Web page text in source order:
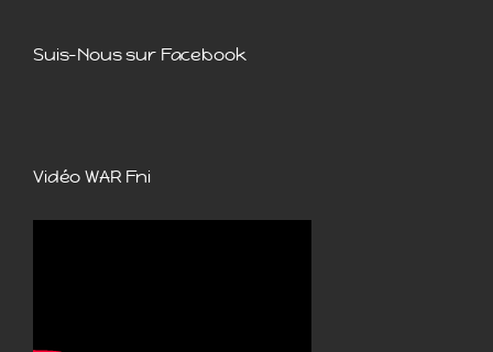
Suis-Nous sur Facebook
Vidéo WAR Fni